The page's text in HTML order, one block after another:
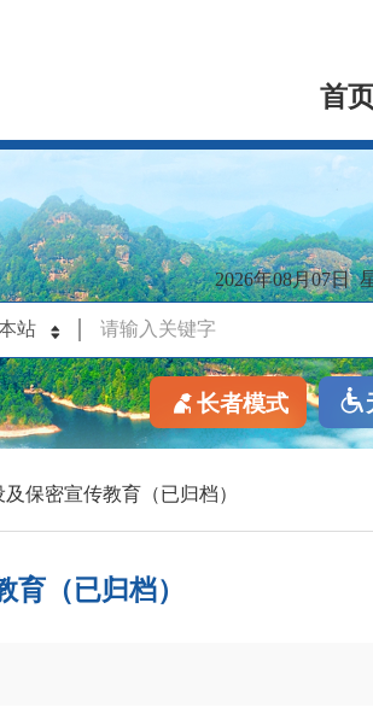
首
2026年08月07日
长者模式
保密宣传教育（已归档）
（已归档）